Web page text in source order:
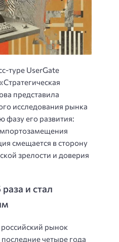
туре UserGate
представила
исследования рынка
фазу его развития:
смещается в сторону
зрелости и доверия
и стал
рынок
четыре года